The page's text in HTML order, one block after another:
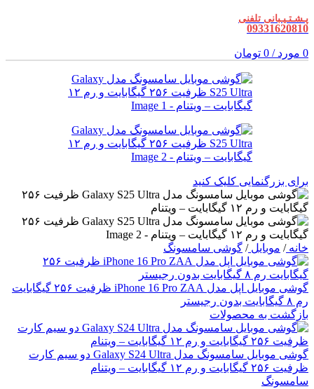
پـشـتـیـبانی تلفنی
09331620810
0 مورد /
0 تومان
برای بزرگنمایی کلیک کنید
خانه/ موبایل/ گوشی سامسونگ
گوشی موبایل اپل مدل iPhone 16 Pro ZAA ظرفیت ۲۵۶ گیگابایت
رم ۸ گیگابایت بدون رجیستر
بازگشت به محصولات
گوشی موبایل سامسونگ مدل Galaxy S24 Ultra دو سیم کارت
ظرفیت ۲۵۶ گیگابایت و رم ۱۲ گیگابایت – ویتنام
سامسونگ